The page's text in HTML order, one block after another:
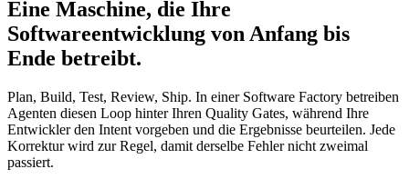
Eine Maschine, die Ihre
Softwareentwicklung von Anfang bis
Ende betreibt.
Plan, Build, Test, Review, Ship. In einer Software Factory betreiben
Agenten diesen Loop hinter Ihren Quality Gates, während Ihre
Entwickler den Intent vorgeben und die Ergebnisse beurteilen. Jede
Korrektur wird zur Regel, damit derselbe Fehler nicht zweimal
passiert.